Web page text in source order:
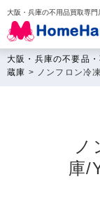
大阪・兵庫の不用品買取専門
大阪・兵庫の不要品
蔵庫 > ノンフロン冷
ノ
庫/